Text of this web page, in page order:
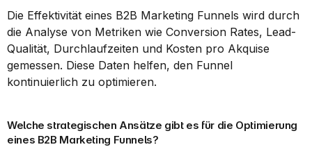
Die Effektivität eines B2B Marketing Funnels wird durch
die Analyse von Metriken wie Conversion Rates, Lead-
Qualität, Durchlaufzeiten und Kosten pro Akquise
gemessen. Diese Daten helfen, den Funnel
kontinuierlich zu optimieren.
Welche strategischen Ansätze gibt es für die Optimierung
eines B2B Marketing Funnels?